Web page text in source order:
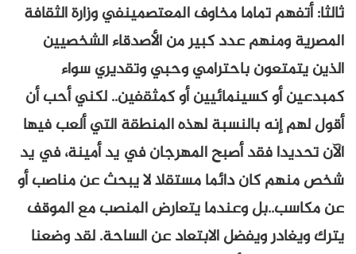
ثالثا: أتفهم تماما مخاوف المعتصمينفي وزارة الثقافة
المصرية ومنهم عدد كبير من الأصدقاء الشخصيين
الذين يتمتعون باحترامي وحبي وتقديري سواء
كمبدعين أو كسينمائيين أو كمثقفين.. لكني أحب أن
أقول لهم إنه بالنسبة لهذه المنطقة التي ألعب فيها
الآن تحديدا فقد أصبح المهرجان في يد أمينة، في يد
شخص منهم كان دائما مستقلا لا يبحث عن مناصب أو
عن مكاسب..بل وعندما يتعارض المنصب مع الموقف
يترك ويغادر ويفضل الابتعاد عن الساحة. لقد وضعنا